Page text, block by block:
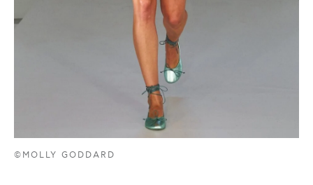
©MOLLY GODDARD